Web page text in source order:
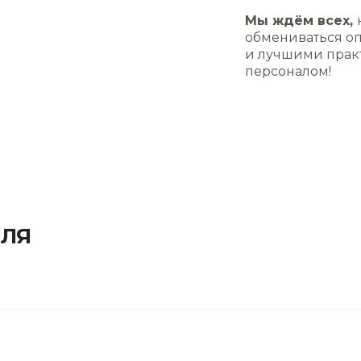
Мы ждём всех,
обмениваться
и лучшими
персоналом!